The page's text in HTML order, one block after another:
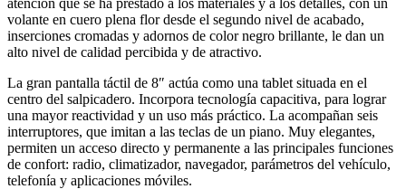
volante en cuero plena flor desde el segundo nivel de acabado,
inserciones cromadas y adornos de color negro brillante, le dan un
alto nivel de calidad percibida y de atractivo.
La gran pantalla táctil de 8″ actúa como una tablet situada en el
centro del salpicadero. Incorpora tecnología capacitiva, para lograr
una mayor reactividad y un uso más práctico. La acompañan seis
interruptores, que imitan a las teclas de un piano. Muy elegantes,
permiten un acceso directo y permanente a las principales funciones
de confort: radio, climatizador, navegador, parámetros del vehículo,
telefonía y aplicaciones móviles.